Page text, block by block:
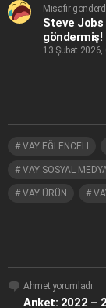
Misafir
Steve
göndermiş!
13 Şubat 2026,
VAY EĞLENCELİ
VAY SOSYAL
VAY ÜRÜN
Ahmet yorumladı.
Anket: 2022 –